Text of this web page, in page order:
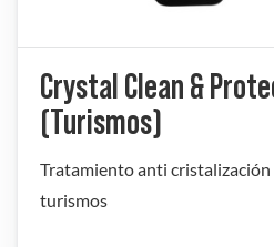
Crystal Clean &
(Turismos)
Tratamiento anti cristalización
turismos